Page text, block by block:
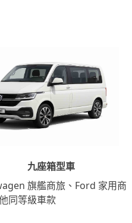
九座箱型車
旗艦商旅、Ford 家用商
同等級車款